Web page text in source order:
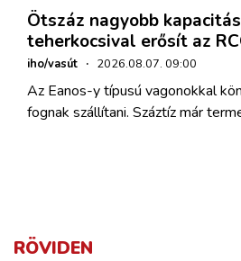
Ötszáz nagyobb
teherkocsival erősít az
iho/vasút · 2026.08.07. 09:00
Az Eanos-y típusú vagonokkal
fognak szállítani. Száztíz már
RÖVIDEN